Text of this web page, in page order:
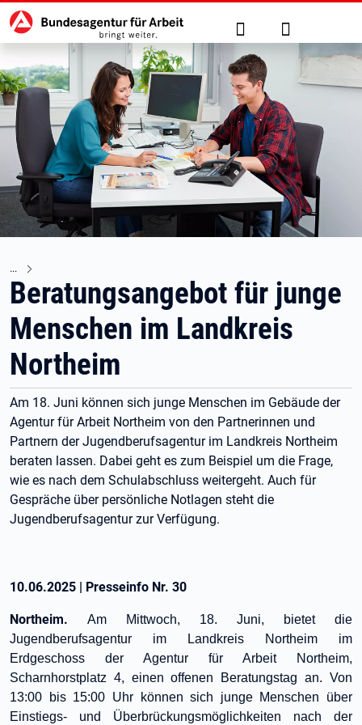
zu den Hauptinhalten springen
Hauptnavigation Suche Anmelden
Beratungsangebot für junge
Menschen im Landkreis
Northeim
Am 18. Juni können sich junge Menschen im Gebäude der
Agentur für Arbeit Northeim von den Partnerinnen und
Partnern der Jugendberufsagentur im Landkreis Northeim
beraten lassen. Dabei geht es zum Beispiel um die Frage,
wie es nach dem Schulabschluss weitergeht. Auch für
Gespräche über persönliche Notlagen steht die
Jugendberufsagentur zur Verfügung.
10.06.2025 | Presseinfo Nr. 30
Northeim. Am Mittwoch, 18. Juni, bietet die
Jugendberufsagentur im Landkreis Northeim im
Erdgeschoss der Agentur für Arbeit Northeim,
Scharnhorstplatz 4, einen offenen Beratungstag an. Von
13:00 bis 15:00 Uhr können sich junge Menschen über
Einstiegs- und Überbrückungsmöglichkeiten nach der